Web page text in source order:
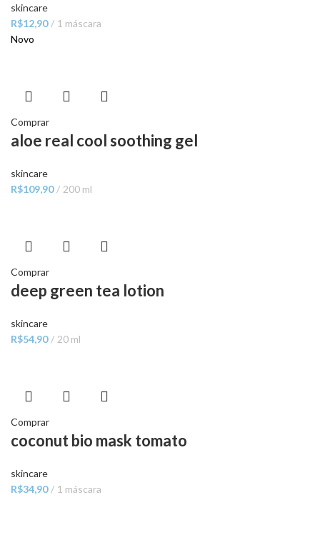
skincare
R$12,90
1 máscara
Novo
Comprar
aloe real cool soothing gel
skincare
R$109,90 200 ml
Comprar
deep green tea lotion
skincare
R$54,90 20 ml
Comprar
coconut bio mask tomato
skincare
R$34,90 1 máscara